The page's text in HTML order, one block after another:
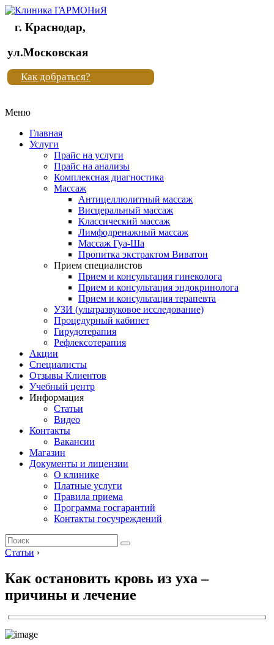
Клиника
"Новая
жизнь"
Клиника
жизнь"
г. Краснодар,
ул.Московская
Как добраться?
Меню
Главная
Услуги
Прайс на услуги
Прайс на анализы
Комплексная диагностика
Массаж
Антицеллюлитный массаж
Висцеральный массаж
Классический массаж
Лимфодренажный массаж
Массаж Гуа-Ша
Пропитка экстрактом Виватон
Прием специалистов
Прием и консультация гинеколога
Прием и консультация эндокринолога
Прием и консультация терапевта
УЗИ (ультразвуковое исследование)
Процедурный кабинет
Гирудотерапия
Рефлексотерапия
Акции
Специалисты
Отзывы Клиентов
Учебный центр
Информация
Статьи
Видео
Контакты
Вакансии
Магазин
Документы и лицензии
О клинике
Платные услуги
Правила приема
Программа госгарантий
Контакты госучреждений
Статьи ›
Как остановить кровь из уха –
причины и лечение